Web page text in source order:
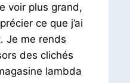
voir plus grand,
ce que j’ai
Je me rends
des clichés
lambda